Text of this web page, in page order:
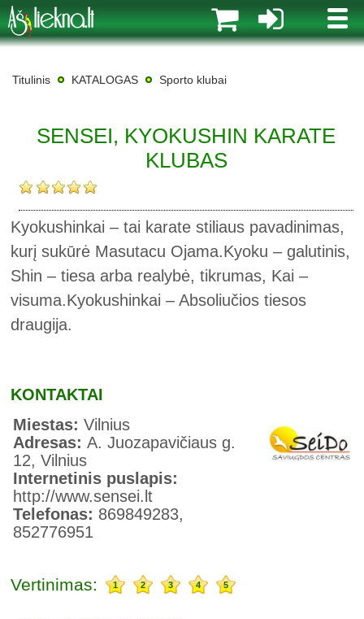
MENIU
Titulinis KATALOGAS Sporto klubai
SENSEI, KYOKUSHIN KARATE
KLUBAS
Kyokushinkai – tai karate stiliaus pavadinimas,
kurį sukūrė Masutacu Ojama.Kyoku – galutinis,
Shin – tiesa arba realybė, tikrumas, Kai –
visuma.Kyokushinkai – Absoliučios tiesos
draugija.
KONTAKTAI
Miestas:Vilnius
Adresas:A. Juozapavičiaus g.
12, Vilnius
Internetinis puslapis:
http://www.sensei.lt
Telefonas: 869849283,
852776951
Vertinimas: 1 2 3 4 5